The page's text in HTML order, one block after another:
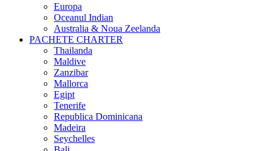
Europa
Oceanul Indian
Australia & Noua Zeelanda
PACHETE CHARTER
Thailanda
Maldive
Zanzibar
Mallorca
Egipt
Tenerife
Republica Dominicana
Madeira
Seychelles